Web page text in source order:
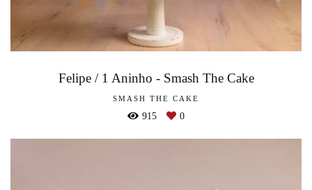
Felipe / 1 Aninho - Smash The Cake
SMASH THE CAKE
915 0